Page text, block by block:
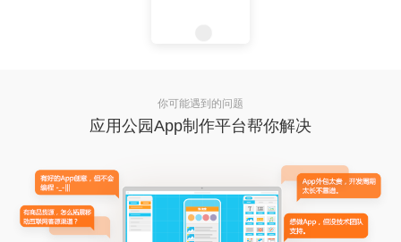
你可能遇到的问题
应用公园App制作平台帮你解决